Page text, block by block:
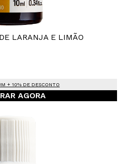
LARANJA E LIMÃO
+ 10% DE DESCONTO
AGORA